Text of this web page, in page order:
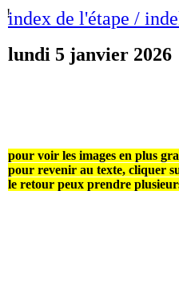
!index de l'étape /
lundi 5 janvier 2026
pour voir les images en plus
pour revenir au texte, cliquer
le retour peux prendre